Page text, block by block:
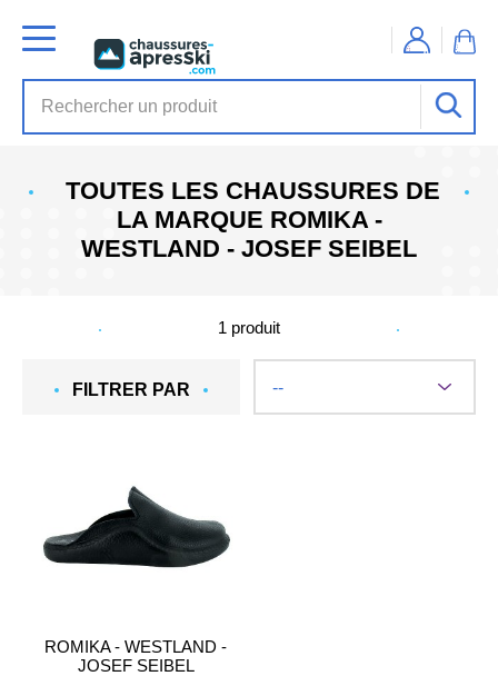
TOUTES LES CHAUSSURES DE
LA MARQUE ROMIKA -
WESTLAND - JOSEF SEIBEL
1 produit
FILTRER PAR
ROMIKA - WESTLAND -
JOSEF SEIBEL